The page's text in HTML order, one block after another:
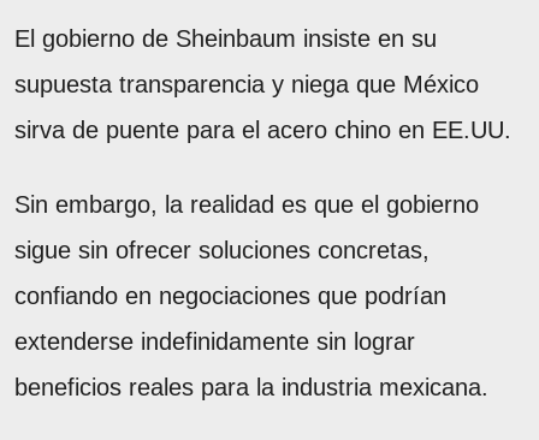
El gobierno de Sheinbaum insiste en su
supuesta transparencia y niega que México
sirva de puente para el acero chino en EE.UU.
Sin embargo, la realidad es que el gobierno
sigue sin ofrecer soluciones concretas,
confiando en negociaciones que podrían
extenderse indefinidamente sin lograr
beneficios reales para la industria mexicana.